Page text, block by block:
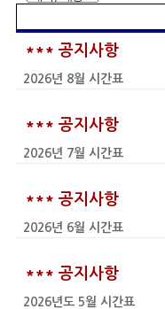
*** 공지사항
2026년 8월 시간표
*** 공지사항
2026년 7월 시간표
*** 공지사항
2026년 6월 시간표
*** 공지사항
2026년도 5월 시간표